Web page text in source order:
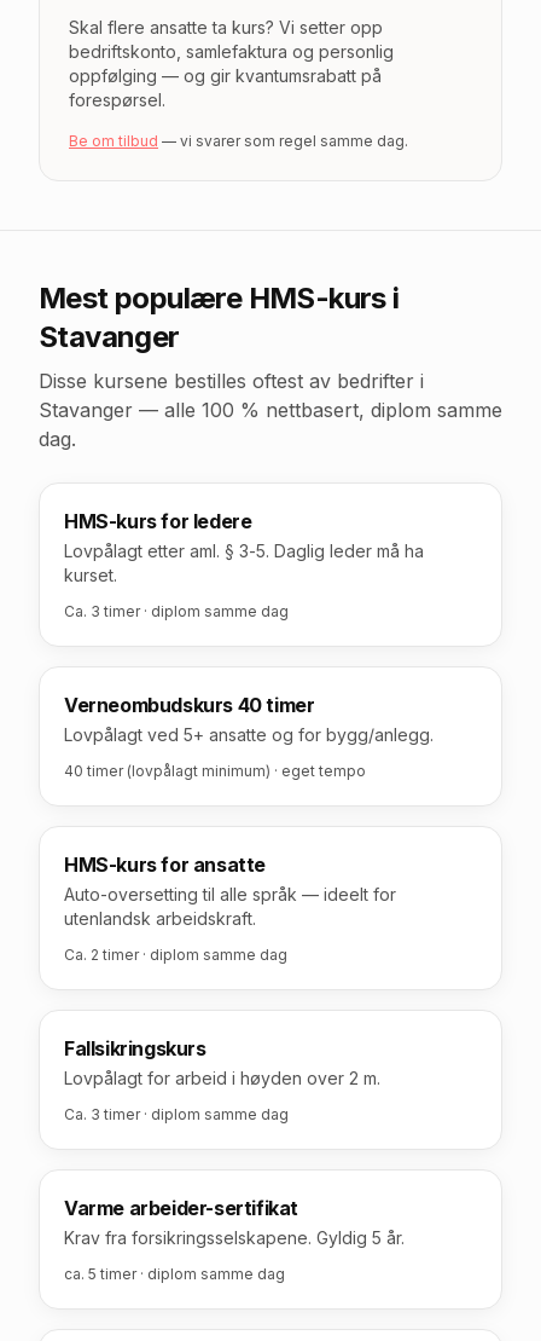
Skal flere ansatte ta kurs? Vi setter opp
bedriftskonto, samlefaktura og personlig
oppfølging — og gir kvantumsrabatt på
forespørsel.
Be om tilbud — vi svarer som regel samme dag.
Mest populære HMS-kurs i
Stavanger
Disse kursene bestilles oftest av bedrifter i
Stavanger — alle 100 % nettbasert, diplom samme
dag.
HMS-kurs for ledere
Lovpålagt etter aml. § 3-5. Daglig leder må ha
kurset.
Ca. 3 timer · diplom samme dag
Verneombudskurs 40 timer
Lovpålagt ved 5+ ansatte og for bygg/anlegg.
40 timer (lovpålagt minimum) · eget tempo
HMS-kurs for ansatte
Auto-oversetting til alle språk — ideelt for
utenlandsk arbeidskraft.
Ca. 2 timer · diplom samme dag
Fallsikringskurs
Lovpålagt for arbeid i høyden over 2 m.
Ca. 3 timer · diplom samme dag
Varme arbeider-sertifikat
Krav fra forsikringsselskapene. Gyldig 5 år.
ca. 5 timer · diplom samme dag